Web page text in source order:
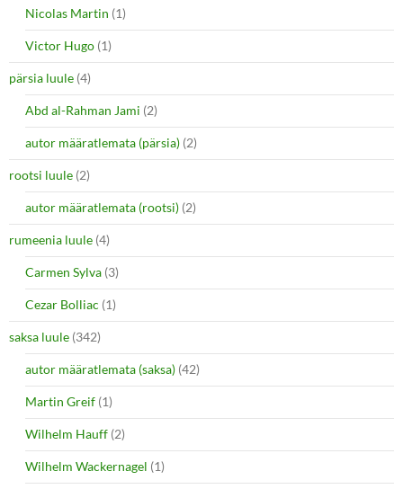
Nicolas Martin (1)
Victor Hugo (1)
pärsia luule (4)
Abd al-Rahman Jami (2)
autor määratlemata (pärsia) (2)
rootsi luule (2)
autor määratlemata (rootsi) (2)
rumeenia luule (4)
Carmen Sylva (3)
Cezar Bolliac (1)
saksa luule (342)
autor määratlemata (saksa) (42)
Martin Greif (1)
Wilhelm Hauff (2)
Wilhelm Wackernagel (1)